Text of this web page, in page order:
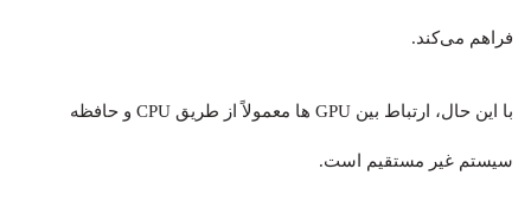
فراهم می‌کند.
با این حال، ارتباط بین GPU ها معمولاً از طریق CPU و حافظه
سیستم غیر مستقیم است.